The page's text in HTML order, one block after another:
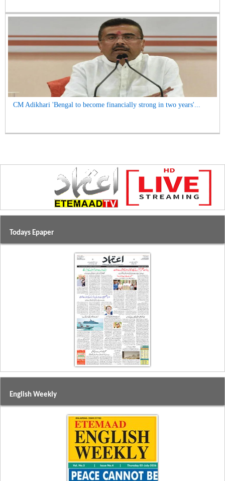
CM Adikhari 'Bengal to become financially strong in two years'...
Todays Epaper
English Weekly